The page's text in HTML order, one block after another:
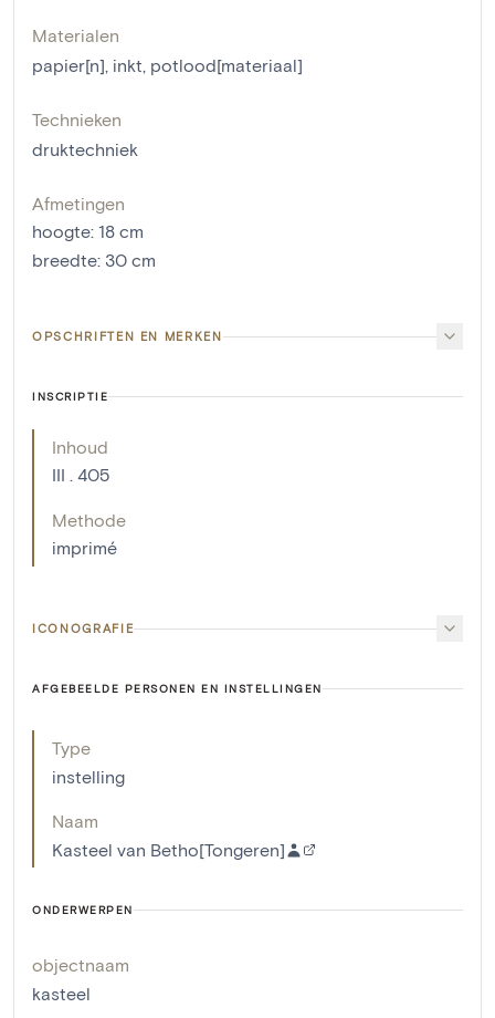
Materialen
papier[n], inkt, potlood[materiaal]
Technieken
druktechniek
Afmetingen
hoogte: 18 cm
breedte: 30 cm
OPSCHRIFTEN EN MERKEN
INSCRIPTIE
Inhoud
III . 405
Methode
imprimé
ICONOGRAFIE
AFGEBEELDE PERSONEN EN INSTELLINGEN
Type
instelling
Naam
Kasteel van Betho[Tongeren]
ONDERWERPEN
objectnaam
kasteel